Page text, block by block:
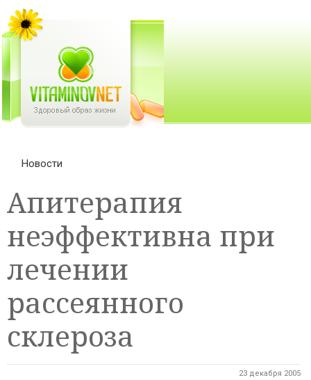
Новости
Апитерапия
неэффективна при
лечении
рассеянного
склероза
23 декабря 2005